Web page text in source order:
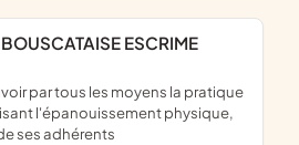
BOUSCATAISE ESCRIME
l'épanouissement physique,
ses adhérents